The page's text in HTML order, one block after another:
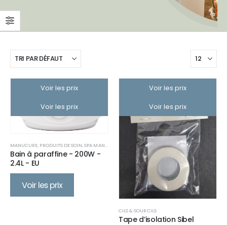
Voir les prix
Voir les prix
MANUCURE, PRODUITS DE SOIN,SPA MANUCURE SPA PÉDICURE
Bain à paraffine - 200W -
2.4L - EU
Voir les prix
Voir les prix
Voir les prix
CILS & SOURCILS
Tape d’isolation Sibel